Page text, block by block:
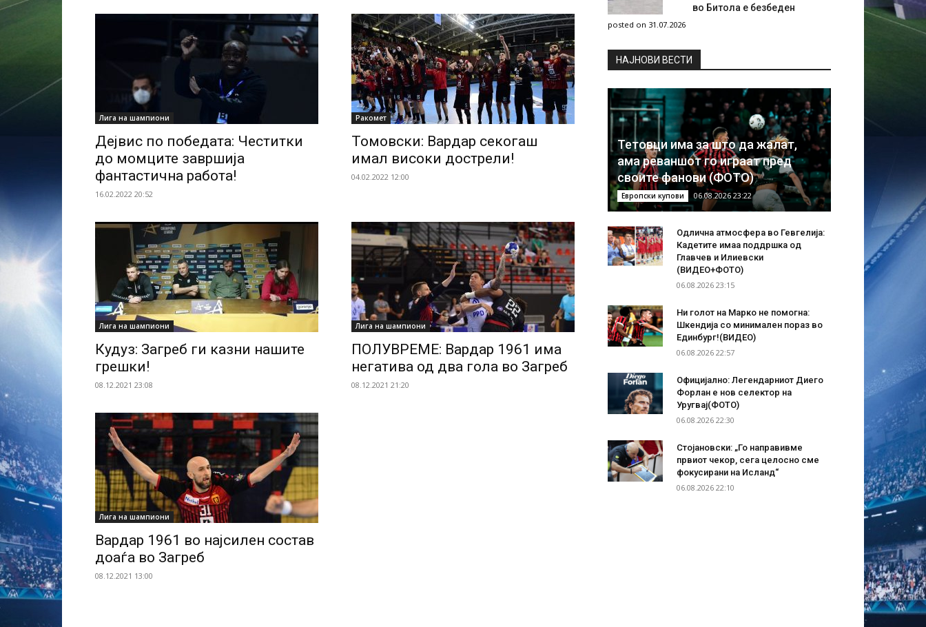
Лига на шампиони
Дејвис по победата: Честитки
до момците завршија
фантастична работа!
16.02.2022 20:52
Ракомет
Томовски: Вардар секогаш
имал високи дострели!
04.02.2022 12:00
Лига на шампиони
Кудуз: Загреб ги казни нашите
грешки!
08.12.2021 23:08
Лига на шампиони
ПОЛУВРЕМЕ: Вардар 1961 има
негатива од два гола во Загреб
08.12.2021 21:20
Лига на шампиони
Вардар 1961 во најсилен состав
доаѓа во Загреб
08.12.2021 13:00
во Битола е безбеден
posted on 31.07.2026
НAЈНОВИ ВЕСТИ
Тетовци има за што да жалат,
ама реваншот го играат пред
своите фанови (ФОТО)
Европски купови 06.08.2026 23:22
Одлична атмосфера во Гевгелија:
Кадетите имаа поддршка од
Главчев и Илиевски
(ВИДЕО+ФОТО)
06.08.2026 23:15
Ни голот на Марко не помогна:
Шкендија со минимален пораз во
Единбург!(ВИДЕО)
06.08.2026 22:57
Официјално: Легендарниот Диего
Форлан е нов селектор на
Уругвај(ФОТО)
06.08.2026 22:30
Стојановски: „Го направивме
првиот чекор, сега целосно сме
фокусирани на Исланд“
06.08.2026 22:10